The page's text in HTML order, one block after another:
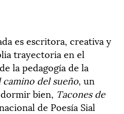
es escritora, creativa y
trayectoria en el
la pedagogía de la
camino del sueño, un
bien, Tacones de
de Poesía Sial